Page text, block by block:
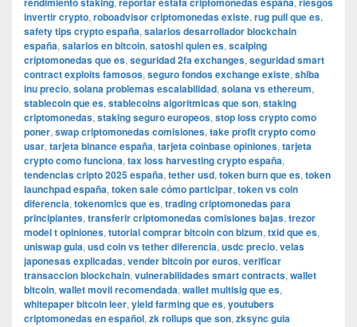
invertir crypto, roboadvisor criptomonedas existe, rug pull que es,
safety tips crypto españa, salarios desarrollador blockchain
españa, salarios en bitcoin, satoshi quien es, scalping
criptomonedas que es, seguridad 2fa exchanges, seguridad smart
contract exploits famosos, seguro fondos exchange existe, shiba
inu precio, solana problemas escalabilidad, solana vs ethereum,
stablecoin que es, stablecoins algoritmicas que son, staking
criptomonedas, staking seguro europeos, stop loss crypto como
poner, swap criptomonedas comisiones, take profit crypto como
usar, tarjeta binance españa, tarjeta coinbase opiniones, tarjeta
crypto como funciona, tax loss harvesting crypto españa,
tendencias cripto 2025 españa, tether usd, token burn que es, token
launchpad españa, token sale cómo participar, token vs coin
diferencia, tokenomics que es, trading criptomonedas para
principiantes, transferir criptomonedas comisiones bajas, trezor
model t opiniones, tutorial comprar bitcoin con bizum, txid que es,
uniswap guia, usd coin vs tether diferencia, usdc precio, velas
japonesas explicadas, vender bitcoin por euros, verificar
transaccion blockchain, vulnerabilidades smart contracts, wallet
bitcoin, wallet movil recomendada, wallet multisig que es,
whitepaper bitcoin leer, yield farming que es, youtubers
criptomonedas en español, zk rollups que son, zksync guia